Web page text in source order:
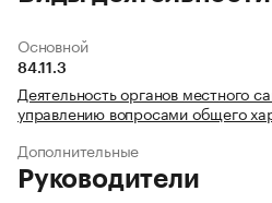
Основной
84.11.3
Деятельность органов местного
управлению вопросами общего
Дополнительные
Руководители